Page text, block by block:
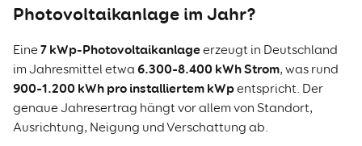
Photovoltaikanlage im Jahr?
Eine 7 kWp-Photovoltaikanlageerzeugt in Deutschland
im Jahresmittel etwa 6.300–8.400 kWh Strom, was rund
900–1.200 kWh pro installiertem kWpentspricht. Der
genaue Jahresertrag hängt vor allem von Standort,
Ausrichtung, Neigung und Verschattung ab.